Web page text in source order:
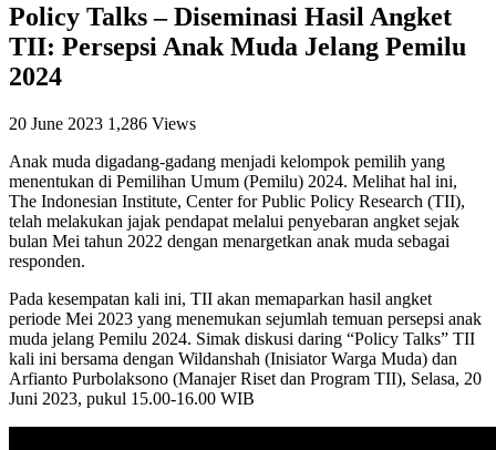
Policy Talks – Diseminasi Hasil Angket
TII: Persepsi Anak Muda Jelang Pemilu
2024
20 June 2023 1,286 Views
Anak muda digadang-gadang menjadi kelompok pemilih yang
menentukan di Pemilihan Umum (Pemilu) 2024. Melihat hal ini,
The Indonesian Institute, Center for Public Policy Research (TII),
telah melakukan jajak pendapat melalui penyebaran angket sejak
bulan Mei tahun 2022 dengan menargetkan anak muda sebagai
responden.
Pada kesempatan kali ini, TII akan memaparkan hasil angket
periode Mei 2023 yang menemukan sejumlah temuan persepsi anak
muda jelang Pemilu 2024. Simak diskusi daring “Policy Talks” TII
kali ini bersama dengan Wildanshah (Inisiator Warga Muda) dan
Arfianto Purbolaksono (Manajer Riset dan Program TII), Selasa, 20
Juni 2023, pukul 15.00-16.00 WIB